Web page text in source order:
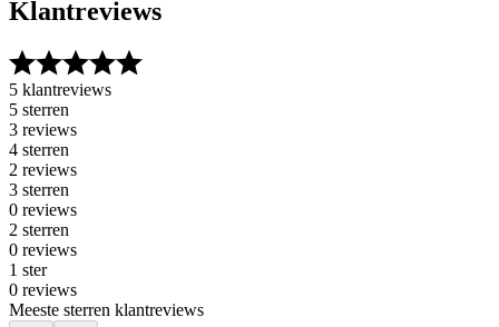
Klantreviews
5 klantreviews
5 sterren
3 reviews
4 sterren
2 reviews
3 sterren
0 reviews
2 sterren
0 reviews
1 ster
0 reviews
Meeste sterren klantreviews